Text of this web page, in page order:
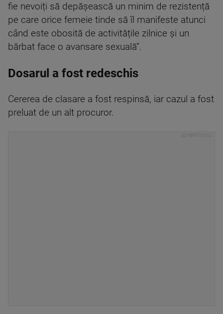
fie nevoiți să depășească un minim de rezistență
pe care orice femeie tinde să îl manifeste atunci
când este obosită de activitățile zilnice și un
bărbat face o avansare sexuală”.
Dosarul a fost redeschis
Cererea de clasare a fost respinsă, iar cazul a fost
preluat de un alt procuror.